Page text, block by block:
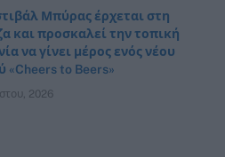
Μπύρας έρχεται στη
και προσκαλεί την τοπική
να γίνει μέρος ενός νέου
«Cheers to Beers»
2026